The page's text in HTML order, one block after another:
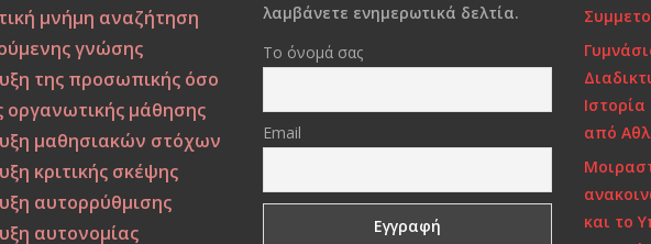
μνήμη αναζήτηση
γνώσης
της προσωπικής όσο
οργανωτικής μάθησης
μαθησιακών στόχων
κριτικής σκέψης
αυτορρύθμισης
αυτονομίας
λαμβάνετε ενημερωτικά δελτία.
Το όνομά σας
Email
από
και το